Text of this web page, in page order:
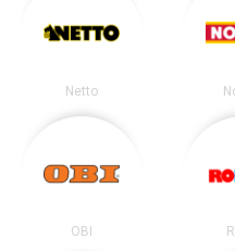
Netto
OBI